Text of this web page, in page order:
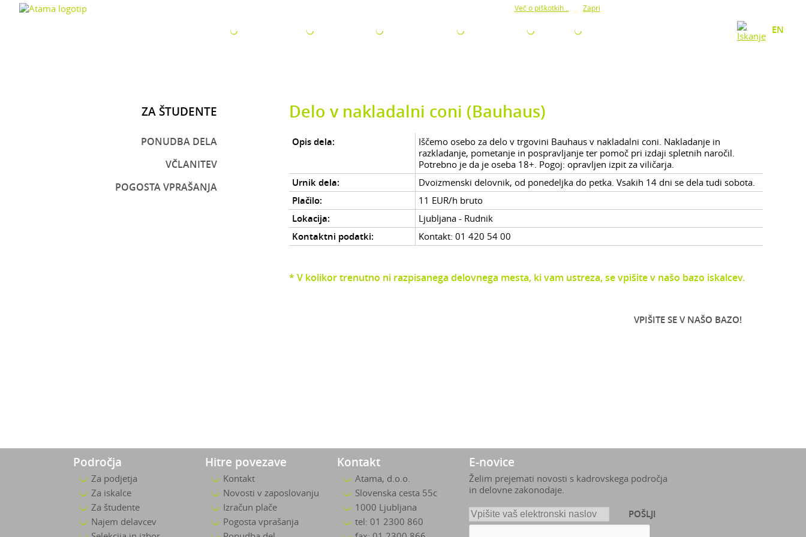
Več o piškotkih... Zapri
EN
ZA ŠTUDENTE
PONUDBA DELA
VČLANITEV
POGOSTA VPRAŠANJA
Delo v nakladalni coni (Bauhaus)
Opis dela:
Iščemo osebo za delo v trgovini Bauhaus v nakladalni coni. Nakladanje in
razkladanje, pometanje in pospravljanje ter pomoč pri izdaji spletnih naročil.
Potrebno je da je oseba 18+. Pogoj: opravljen izpit za viličarja.
Urnik dela:
Dvoizmenski delovnik, od ponedeljka do petka. Vsakih 14 dni se dela tudi sobota.
Plačilo:
11 EUR/h bruto
Lokacija:
Ljubljana - Rudnik
Kontaktni podatki:
Kontakt: 01 420 54 00
* V kolikor trenutno ni razpisanega delovnega mesta, ki vam ustreza, se vpišite v našo bazo iskalcev.
VPIŠITE SE V NAŠO BAZO!
Področja
Za podjetja
Za iskalce
Za študente
Najem delavcev
Hitre povezave
Kontakt
Novosti v zaposlovanju
Izračun plače
Pogosta vprašanja
Kontakt
Atama, d.o.o.
Slovenska cesta 55c
1000 Ljubljana
tel: 01 2300 860
E-novice
Želim prejemati novosti s kadrovskega področja
in delovne zakonodaje.
POŠLJI